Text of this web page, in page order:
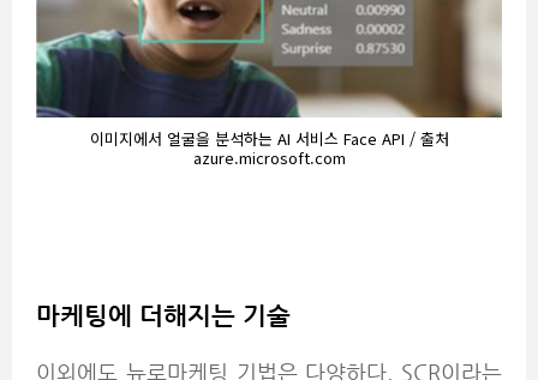
이미지에서 얼굴을 분석하는 AI 서비스 Face API / 출처
azure.microsoft.com
마케팅에 더해지는 기술
이외에도 뉴로마케팅 기법은 다양하다. SCR이라는